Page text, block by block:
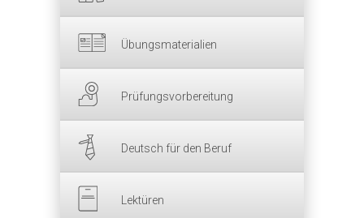
Übungsmaterialien
Prüfungsvorbereitung
Deutsch für den Beruf
Lektüren